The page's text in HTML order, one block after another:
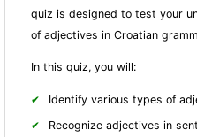
quiz is designed to test your
of adjectives in Croatian
In this quiz, you will:
Identify various types of
Recognize adjectives in